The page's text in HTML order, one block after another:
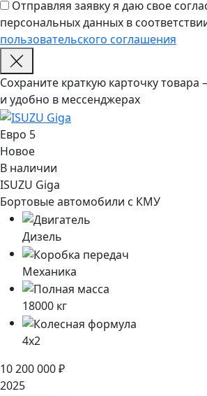
Отправляя заявку я даю свое
персональных данных в
пользовательского соглашения
Сохраните краткую карточку
и удобно в мессенджерах
Евро 5
Новое
В наличии
ISUZU Giga
Бортовые автомобили с КМУ
Дизель
Механика
18000 кг
4x2
10 200 000₽
2025